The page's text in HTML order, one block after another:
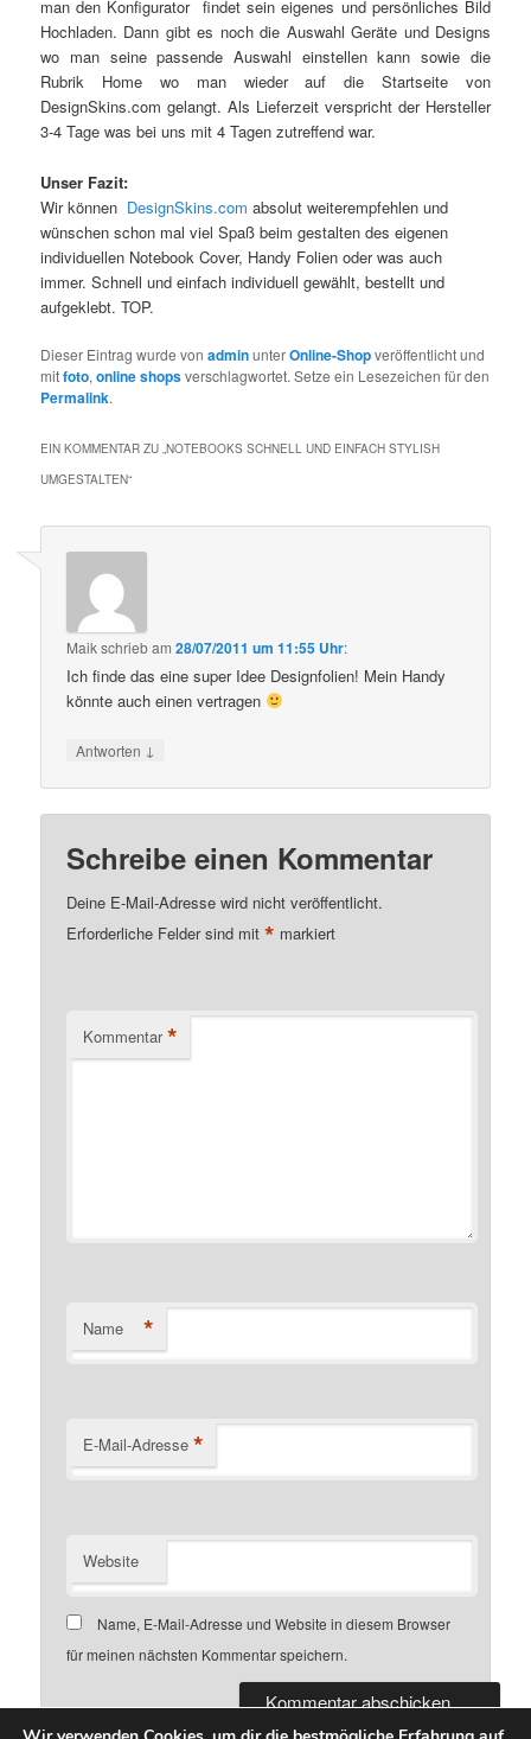
man den Konfigurator findet sein eigenes und persönliches Bild
Hochladen. Dann gibt es noch die Auswahl Geräte und Designs
wo man seine passende Auswahl einstellen kann sowie die
Rubrik Home wo man wieder auf die Startseite von
DesignSkins.com gelangt. Als Lieferzeit verspricht der Hersteller
3-4 Tage was bei uns mit 4 Tagen zutreffend war.
Unser Fazit:
Wir können DesignSkins.com absolut weiterempfehlen und
wünschen schon mal viel Spaß beim gestalten des eigenen
individuellen Notebook Cover, Handy Folien oder was auch
immer. Schnell und einfach individuell gewählt, bestellt und
aufgeklebt. TOP.
Dieser Eintrag wurde vonadminunterOnline-Shopveröffentlicht und
mitfoto,online shopsverschlagwortet. Setze ein Lesezeichen für den
Permalink.
EIN KOMMENTAR ZU „NOTEBOOKS SCHNELL UND EINFACH STYLISH
UMGESTALTEN“
Maikschriebam28/07/2011 um 11:55 Uhr:
Ich finde das eine super Idee Designfolien! Mein Handy
könnte auch einen vertragen
Antworten ↓
Schreibe einen Kommentar
Deine E-Mail-Adresse wird nicht veröffentlicht.
Erforderliche Felder sind mit* markiert
Kommentar *
Name *
E-Mail-Adresse *
Website
Name, E-Mail-Adresse und Website in diesem Browser
für meinen nächsten Kommentar speichern.